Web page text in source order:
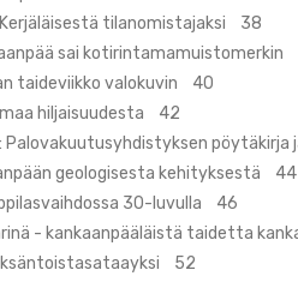
Kerjäläisestä tilanomistajaksi 38
sai kotirintamamuistomerkin
taideviikko valokuvin 40
hiljaisuudesta 42
Palovakuutusyhdistyksen
geologisesta kehityksestä 44
30-luvulla 46
- kankaanpääläistä taidetta
52